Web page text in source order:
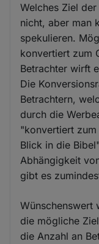
Welches Ziel
nicht, aber man
spekulieren.
konvertiert zum
Betrachter wirft
Die
Betrachtern,
durch die
"konvertiert
Blick in die
Abhängigkeit
gibt es
Wünschenswert
die mögliche
die Anzahl an